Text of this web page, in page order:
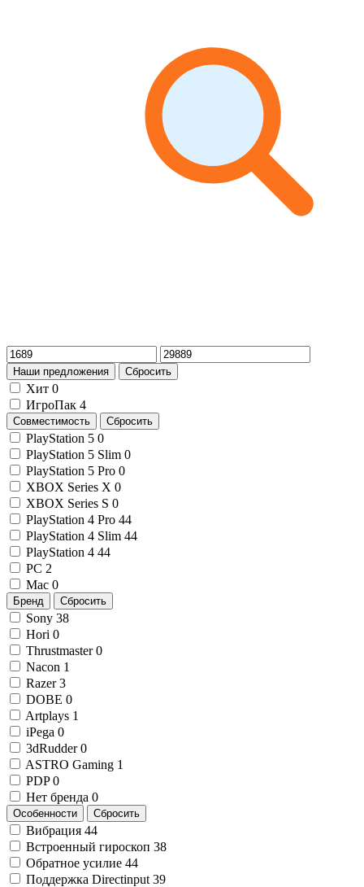
Наши предложения Сбросить
Хит 0
ИгроПак 4
Совместимость Сбросить
PlayStation 5 0
PlayStation 5 Slim 0
PlayStation 5 Pro 0
XBOX Series X 0
XBOX Series S 0
PlayStation 4 Pro 44
PlayStation 4 Slim 44
PlayStation 4 44
PC 2
Mac 0
Бренд Сбросить
Sony 38
Hori 0
Thrustmaster 0
Nacon 1
Razer 3
DOBE 0
Artplays 1
iPega 0
3dRudder 0
ASTRO Gaming 1
PDP 0
Нет бренда 0
Особенности Сбросить
Вибрация 44
Встроенный гироскоп 38
Обратное усилие 44
Поддержка Directinput 39